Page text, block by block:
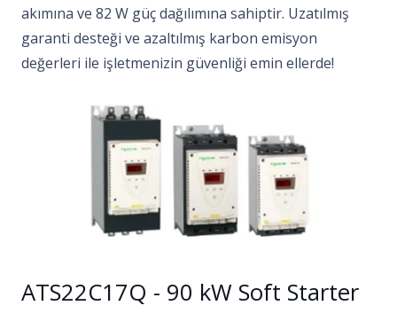
akımına ve 82 W güç dağılımına sahiptir. Uzatılmış
garanti desteği ve azaltılmış karbon emisyon
değerleri ile işletmenizin güvenliği emin ellerde!
ATS22C17Q - 90 kW Soft Starter